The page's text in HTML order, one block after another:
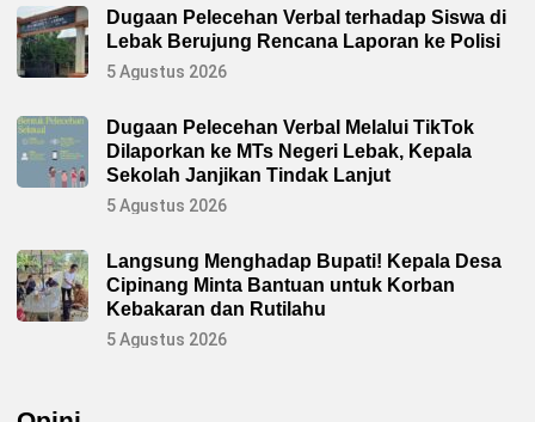
Dugaan Pelecehan Verbal terhadap Siswa di
Lebak Berujung Rencana Laporan ke Polisi
5 Agustus 2026
Dugaan Pelecehan Verbal Melalui TikTok
Dilaporkan ke MTs Negeri Lebak, Kepala
Sekolah Janjikan Tindak Lanjut
5 Agustus 2026
Langsung Menghadap Bupati! Kepala Desa
Cipinang Minta Bantuan untuk Korban
Kebakaran dan Rutilahu
5 Agustus 2026